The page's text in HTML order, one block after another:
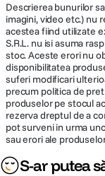
Descrierea bunurilor
imagini, video etc.) nu
acestea fiind utilizate
S.R.L. nu isi asuma
stoc. Aceste erori nu
disponibilitatea
suferi modificari
precum politica de
produselor pe stocul
rezerva dreptul de a
pot surveni in urma
sau erori ale
S-ar putea